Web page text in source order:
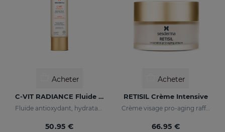
Acheter
C-VIT RADIANCE Fluide Lumineux
Fluide antioxydant, hydratant, anti-rides et illuminateur
50.95 €
Acheter
RETISIL Crème Intensive
Crème visage pro-aging raffermissante et anti-rides
66.95 €